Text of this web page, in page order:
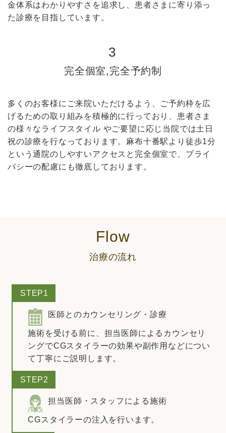
金体系はわかりやすさを追求し、患者さまに寄り添っ
た診療を目指しています。
3
完全個室,完全予約制
多くのお客様にご来院いただけるよう、ご予約枠を広
げるための取り組みを積極的に行っており、患者さま
の様々なライフスタイル やご要望に応じ当院では土日
祝の診療を行なっております。麻布十番駅より徒歩1分
という通院のしやすいアクセスと完全個室で、プライ
バシーの配慮にも徹底しております。
Flow
治療の流れ
STEP1
医師とのカウンセリング・診療
施術を受ける前に、担当医師によるカウンセリ
ングでCGスタイラーの効果や副作用などについ
て丁寧にご説明します。
STEP2
担当医師・スタッフによる施術
CGスタイラーの注入を行います。